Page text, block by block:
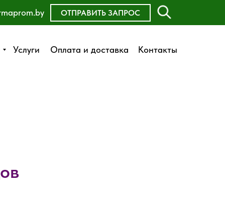
Услуги Оплата и доставка Контакты
ОТПРАВИТЬ ЗАПРОС
Услуги Оплата и доставка Контакты
ОСТАВИТЬ ЗАЯВКУ